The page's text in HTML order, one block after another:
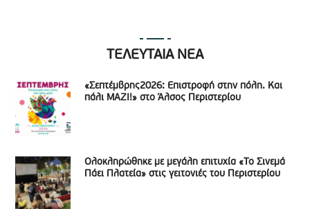
ΤΕΛΕΥΤΑΙΑ ΝΕΑ
«Σεπτέμβρης2026: Επιστροφή στην πόλη. Και
πάλι ΜΑΖΙ!» στο Άλσος Περιστερίου
Ολοκληρώθηκε με μεγάλη επιτυχία «Το Σινεμά
Πάει Πλατεία» στις γειτονιές του Περιστερίου